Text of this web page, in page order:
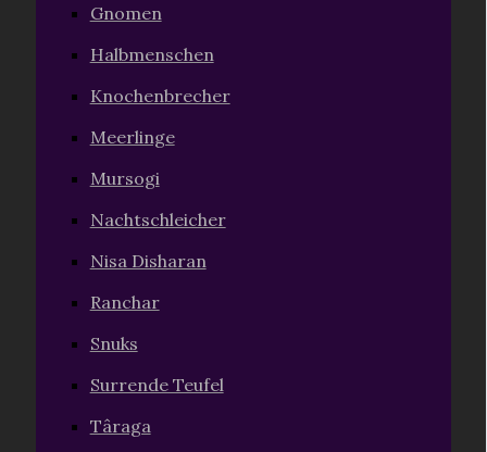
Gnomen
Halbmenschen
Knochenbrecher
Meerlinge
Mursogi
Nachtschleicher
Nisa Disharan
Ranchar
Snuks
Surrende Teufel
Târaga